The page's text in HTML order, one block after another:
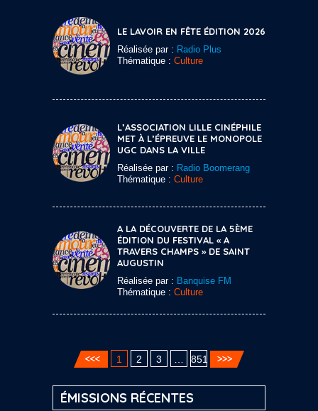
LE LAVOIR EN FÊTE ÉDITION 2026
Réalisée par : Radio Plus
Thématique : Culture
L’ASSOCIATION LILLE CINÉPHILE
MET À L’ÉPREUVE LE MONOPOLE
UGC DANS LA VILLE
Réalisée par : Radio Boomerang
Thématique : Culture
A LA DÉCOUVERTE DE LA 5ÈME
ÉDITION DU FESTIVAL « A
TRAVERS CHAMPS » DE SAINT
AUGUSTIN
Réalisée par : Banquise FM
Thématique : Culture
1 2 3 851
ÉMISSIONS RÉCENTES